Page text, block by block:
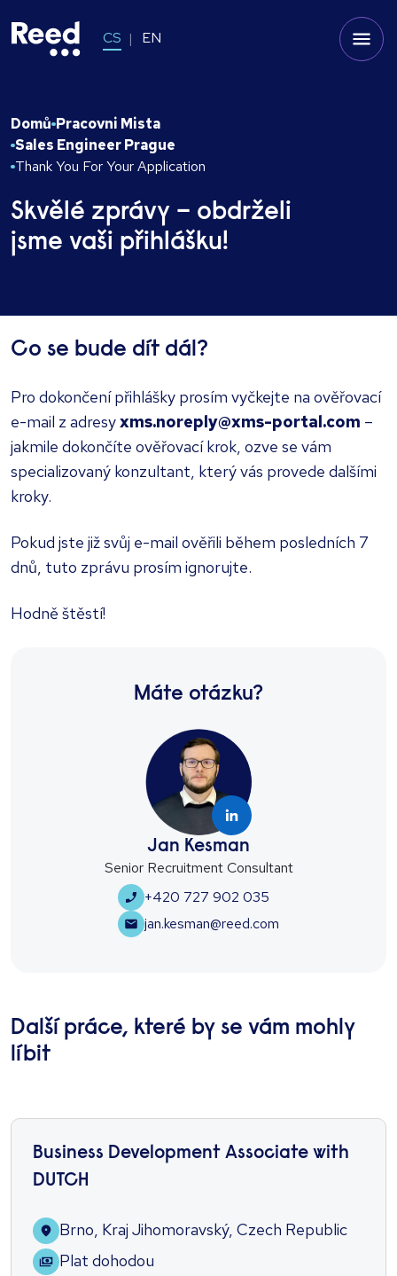
CS EN
Domů Pracovni Mista
Sales Engineer Prague
Thank You For Your Application
Skvělé zprávy – obdrželi
jsme vaši přihlášku!
Co se bude dít dál?
Pro dokončení přihlášky prosím vyčkejte na ověřovací
e-mail z adresyxms.noreply@xms-portal.com –
jakmile dokončíte ověřovací krok, ozve se vám
specializovaný konzultant, který vás provede dalšími
kroky.
Pokud jste již svůj e-mail ověřili během posledních 7
dnů, tuto zprávu prosím ignorujte.
Hodně štěstí!
Máte otázku?
Jan Kesman
Senior Recruitment Consultant
+420 727 902 035
jan.kesman@reed.com
Další práce, které by se vám mohly
líbit
Business Development Associate with
DUTCH
Brno, Kraj Jihomoravský, Czech Republic
Plat dohodou